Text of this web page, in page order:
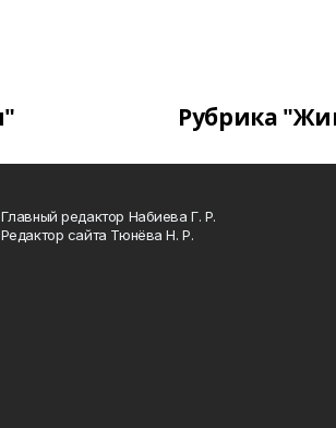
Рубрика
Главный редактор Набиева Г. Р.
Редактор сайта Тюнёва Н. Р.